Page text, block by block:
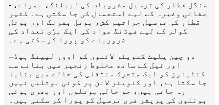
- سنگل قطار کی ترسیل مشروبات کی لیبلنگ، بھرنے،
صفائی وغیرہ کے لیے استعمال کی جا سکتی ہے۔ کثیر
قطار کی ترسیل جراثیم کش، بوتل بفرنگ اور بوتل
کولر کے لیے فیڈنگ مواد کی ایک بڑی تعداد کی
ضروریات کو پورا کر سکتی ہے۔
--دو چین پلیٹ کنویئر لائنوں کو اوور لیپنگ ہیڈ
اور ٹیل کے ساتھ مخلوط زنجیر میں بنانے سے
کنٹینرز کو ایک متحرک منتقلی کی حالت میں بنایا
جا سکتا ہے، اور کنویئر لائن پر کوئی بوتلیں نہیں
رہ جاتی ہیں، جو خالی بوتلوں اور بھری ہوئی
بوتلوں کی پریشر فری ترسیل کو پورا کر سکتی ہیں۔